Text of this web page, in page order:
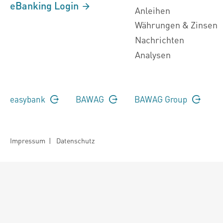
eBanking Login
Anleihen
Währungen & Zinsen
Nachrichten
Analysen
easybank BAWAG BAWAG Group
Impressum | Datenschutz